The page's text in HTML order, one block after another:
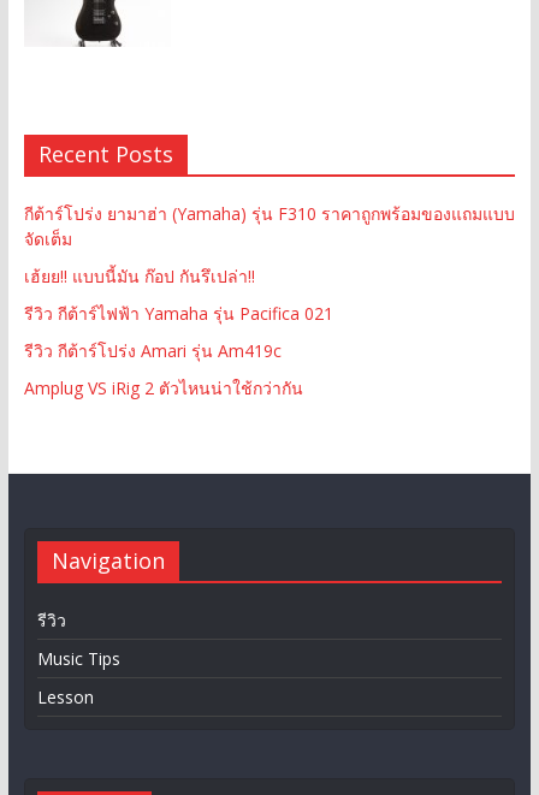
Recent Posts
กีต้าร์โปร่ง ยามาฮ่า (Yamaha) รุ่น F310 ราคาถูกพร้อมของแถมแบบ
จัดเต็ม
เฮ้ยย!! แบบนี้มัน ก๊อป กันรึเปล่า!!
รีวิว กีต้าร์ไฟฟ้า Yamaha รุ่น Pacifica 021
รีวิว กีต้าร์โปร่ง Amari รุ่น Am419c
Amplug VS iRig 2 ตัวไหนน่าใช้กว่ากัน
Navigation
รีวิว
Music Tips
Lesson